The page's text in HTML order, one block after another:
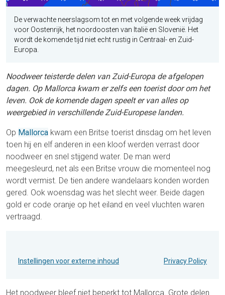
De verwachte neerslagsom tot en met volgende week vrijdag
voor Oostenrijk, het noordoosten van Italië en Slovenië. Het
wordt de komende tijd niet echt rustig in Centraal- en Zuid-
Europa.
Noodweer teisterde delen van Zuid-Europa de afgelopen
dagen. Op Mallorca kwam er zelfs een toerist door om het
leven. Ook de komende dagen speelt er van alles op
weergebied in verschillende Zuid-Europese landen.
Op Mallorca kwam een Britse toerist dinsdag om het leven
toen hij en elf anderen in een kloof werden verrast door
noodweer en snel stijgend water. De man werd
meegesleurd, net als een Britse vrouw die momenteel nog
wordt vermist. De tien andere wandelaars konden worden
gered. Ook woensdag was het slecht weer. Beide dagen
gold er code oranje op het eiland en veel vluchten waren
vertraagd.
Instellingen voor externe inhoud Privacy Policy
Het noodweer bleef niet beperkt tot Mallorca. Grote delen